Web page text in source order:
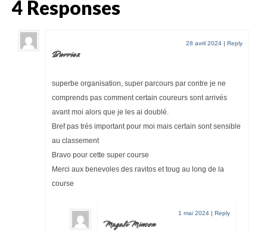
4 Responses
Burriez
28 avril 2024 | Reply
superbe organisation, super parcours par contre je ne
comprends pas comment certain coureurs sont arrivés
avant moi alors que je les ai doublé.
Bref pas trés important pour moi mais certain sont sensible
au classement
Bravo pour cette super course
Merci aux benevoles des ravitos et toug au long de la
course
Magali Minson
1 mai 2024 | Reply